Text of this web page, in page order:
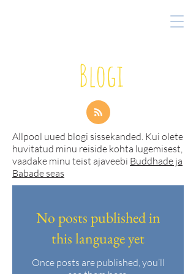
Blogi
Allpool uued blogi sissekanded. Kui olete
huvitatud minu reiside kohta lugemisest,
vaadake minu teist ajaveebi Buddhade ja
Babade seas
No posts published in
this language yet
Once posts are published, you’ll